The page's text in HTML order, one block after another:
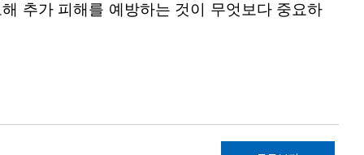
추가 피해를 예방하는 것이 무엇보다 중요하